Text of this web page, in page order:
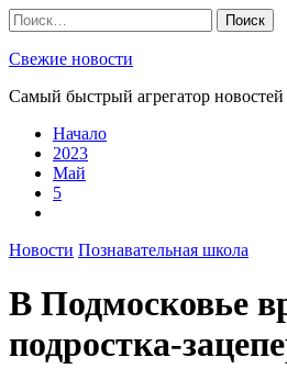
Skip
to
content
Найти:
Свежие новости
Самый быстрый агрегатор новостей
Начало
2023
Май
5
Новости Познавательная школа
В Подмосковье
подростка-